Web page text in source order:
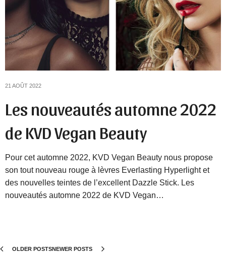
21 AOÛT 2022
Les nouveautés automne 2022
de KVD Vegan Beauty
Pour cet automne 2022, KVD Vegan Beauty nous propose
son tout nouveau rouge à lèvres Everlasting Hyperlight et
des nouvelles teintes de l’excellent Dazzle Stick. Les
nouveautés automne 2022 de KVD Vegan…
OLDER POSTSNEWER POSTS